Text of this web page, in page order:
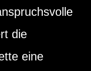
die
eine